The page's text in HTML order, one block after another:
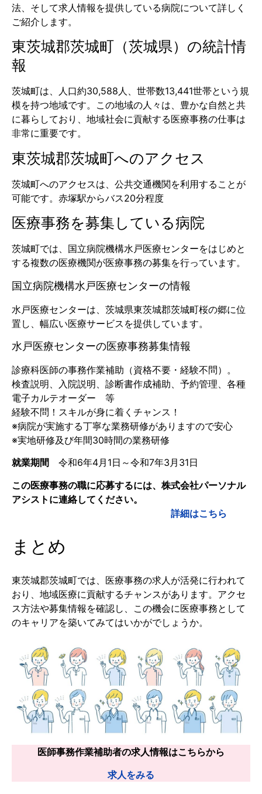
法、そして求人情報を提供している病院について詳しく
ご紹介します。
東茨城郡茨城町（茨城県）の統計情
報
茨城町は、人口約30,588人、世帯数13,441世帯という規
模を持つ地域です。この地域の人々は、豊かな自然と共
に暮らしており、地域社会に貢献する医療事務の仕事は
非常に重要です。
東茨城郡茨城町へのアクセス
茨城町へのアクセスは、公共交通機関を利用することが
可能です。赤塚駅からバス20分程度
医療事務を募集している病院
茨城町では、国立病院機構水戸医療センターをはじめと
する複数の医療機関が医療事務の募集を行っています。
国立病院機構水戸医療センターの情報
水戸医療センターは、茨城県東茨城郡茨城町桜の郷に位
置し、幅広い医療サービスを提供しています。
水戸医療センターの医療事務募集情報
診療科医師の事務作業補助（資格不要・経験不問）。
検査説明、入院説明、診断書作成補助、予約管理、各種
電子カルテオーダー 等
経験不問！スキルが身に着くチャンス！
※病院が実施する丁寧な業務研修がありますので安心
※実地研修及び年間30時間の業務研修
就業期間 令和6年4月1日～令和7年3月31日
この医療事務の職に応募するには、株式会社パーソナル
アシストに連絡してください。
詳細はこちら
まとめ
東茨城郡茨城町では、医療事務の求人が活発に行われて
おり、地域医療に貢献するチャンスがあります。アクセ
ス方法や募集情報を確認し、この機会に医療事務として
のキャリアを築いてみてはいかがでしょうか。
医師事務作業補助者の求人情報はこちらから
求人をみる